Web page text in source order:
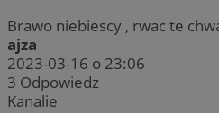
Brawo niebiescy , rwac te
ajza
2023-03-16 o 23:06
3 Odpowiedz
Kanalie